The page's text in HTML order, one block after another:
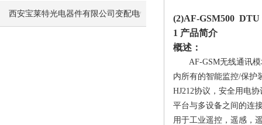
西安宝莱特光电器件有限公司变配电
(2)AF-GSM500 DTU
1 产品简介
概述：
AF-GSM无线通讯模
内所有的智能监控/保护
HJ212协议，安全用电
平台与多设备之间的连
用于工业遥控，遥感，